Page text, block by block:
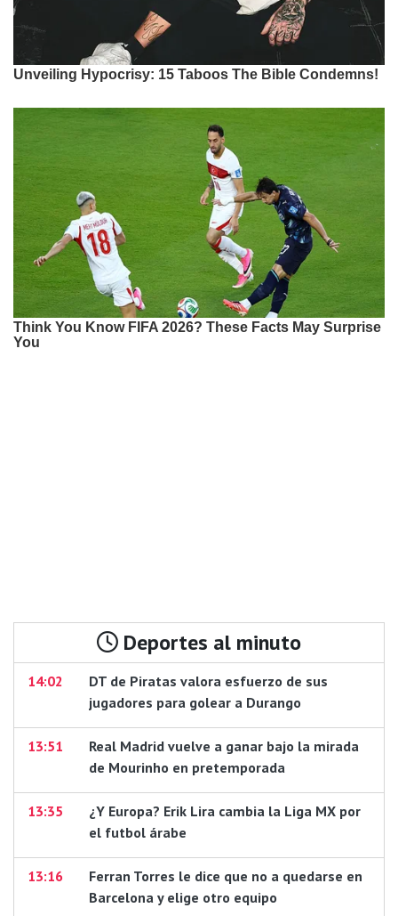
Deportes al minuto
14:02
DT de Piratas valora esfuerzo de sus
jugadores para golear a Durango
13:51
Real Madrid vuelve a ganar bajo la mirada
de Mourinho en pretemporada
13:35
¿Y Europa? Erik Lira cambia la Liga MX por
el futbol árabe
13:16
Ferran Torres le dice que no a quedarse en
Barcelona y elige otro equipo